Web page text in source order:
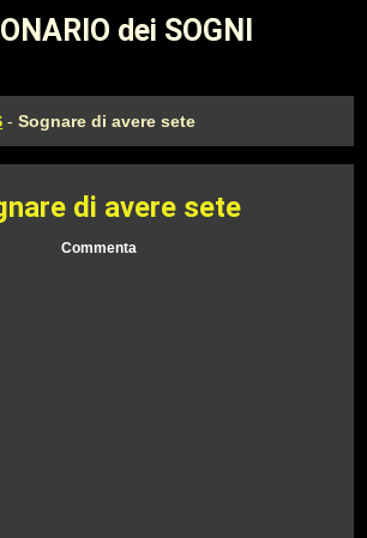
principale
dei SOGNI
-Sognare di avere sete
di avere sete
Commenta